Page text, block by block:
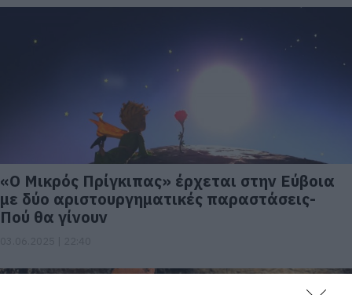
«Ο Μικρός Πρίγκιπας» έρχεται στην Εύβοια
με δύο αριστουργηματικές παραστάσεις-
Πού θα γίνουν